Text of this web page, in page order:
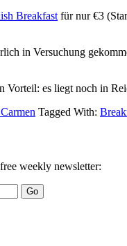
Breakfast für nur €3
in Versuchung
Vorteil: es liegt noch in
Tagged With:
weekly newsletter: